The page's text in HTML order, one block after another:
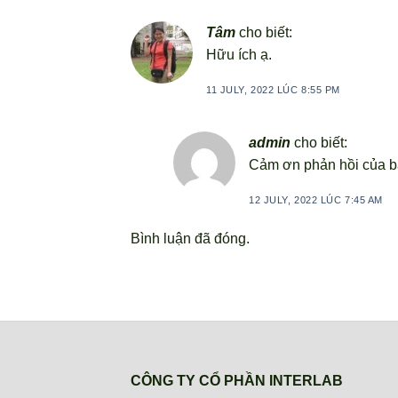
Tâm cho biết:
Hữu ích ạ.
11 JULY, 2022 LÚC 8:55 PM
admin cho biết:
Cảm ơn phản hồi của
12 JULY, 2022 LÚC 7:45 AM
Bình luận đã đóng.
CÔNG TY CỔ PHẦN INTERLAB